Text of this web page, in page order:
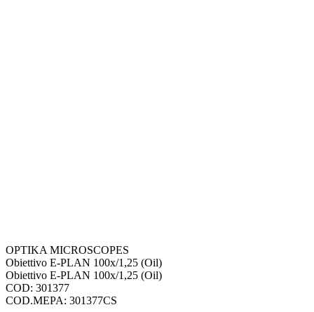
OPTIKA MICROSCOPES
Obiettivo E-PLAN 100x/1,25 (Oil)
Obiettivo E-PLAN 100x/1,25 (Oil)
COD: 301377
COD.MEPA: 301377CS